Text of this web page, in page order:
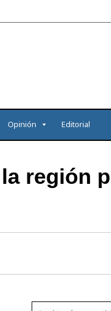
Opinión Editorial
región